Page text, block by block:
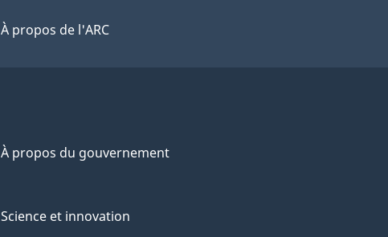
À propos de l'ARC
À propos du gouvernement
Science et innovation